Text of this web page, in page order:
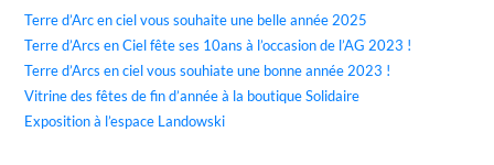
Terre d’Arc en ciel vous souhaite une belle année 2025
Terre d’Arcs en Ciel fête ses 10ans à l’occasion de l’AG 2023 !
Terre d’Arcs en ciel vous souhiate une bonne année 2023 !
Vitrine des fêtes de fin d’année à la boutique Solidaire
Exposition à l’espace Landowski